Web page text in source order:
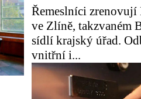
Řemeslníci
ve Zlíně, takzvaném
sídlí krajský úřad.
vnitřní i...